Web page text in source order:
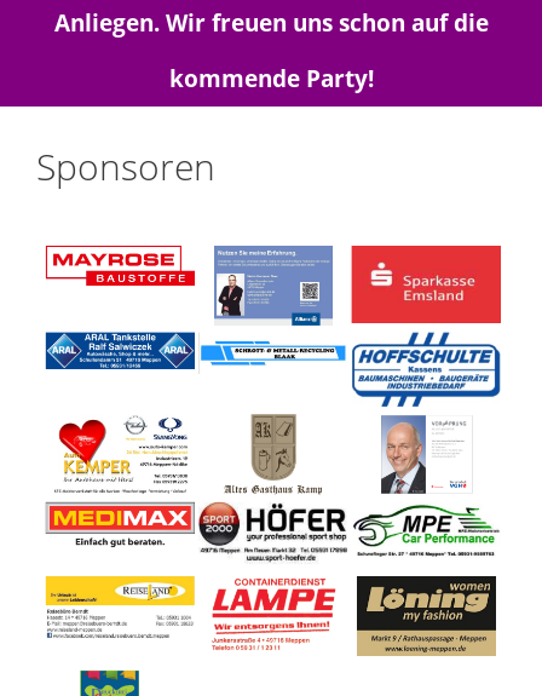
Anliegen. Wir freuen uns schon auf die
kommende Party!
Sponsoren